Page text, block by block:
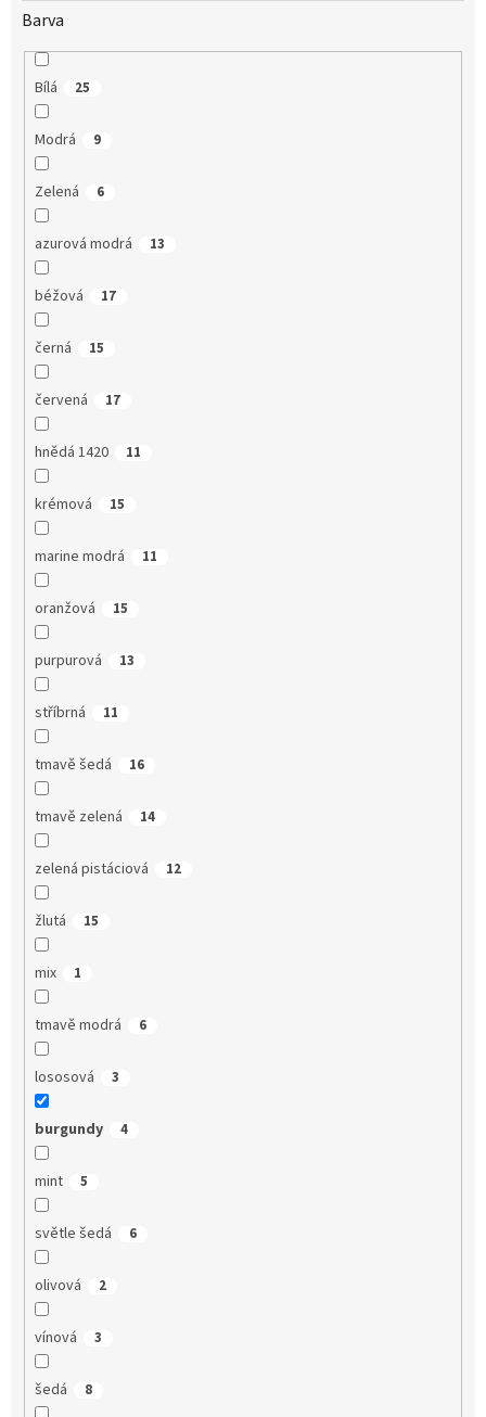
Barva
Bílá 25
Modrá 9
Zelená 6
azurová modrá 13
béžová 17
černá 15
červená 17
hnědá 1420 11
krémová 15
marine modrá 11
oranžová 15
purpurová 13
stříbrná 11
tmavě šedá 16
tmavě zelená 14
zelená pistáciová 12
žlutá 15
mix 1
tmavě modrá 6
lososová 3
burgundy 4
mint 5
světle šedá 6
olivová 2
vínová 3
šedá 8